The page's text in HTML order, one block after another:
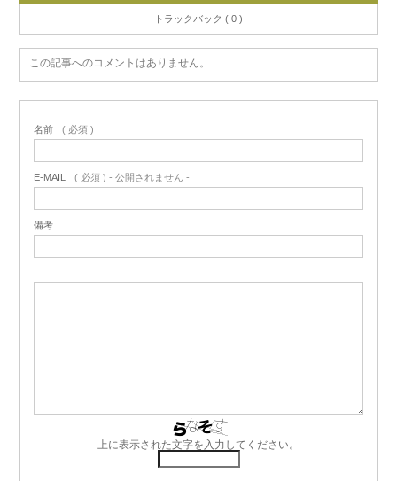
トラックバック ( 0 )
この記事へのコメントはありません。
名前 ( 必須 )
E-MAIL ( 必須 ) - 公開されません -
備考
上に表示された文字を入力してください。